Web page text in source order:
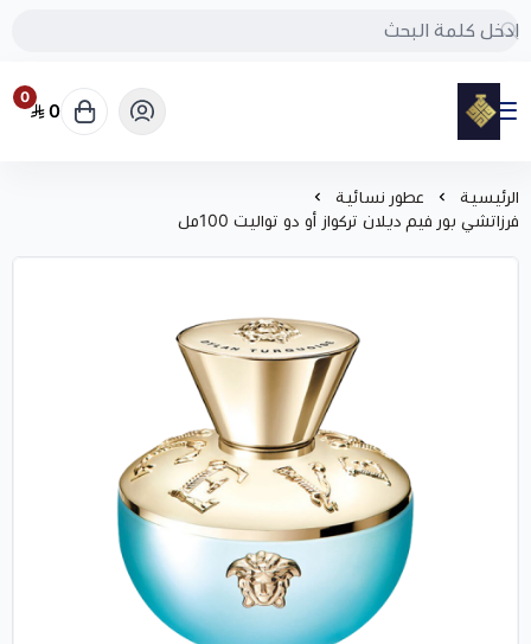
مود
0
0
الرئيسية
عطور نسائية
فرزاتشي بور فيم ديلان تركواز أو دو تواليت 100مل